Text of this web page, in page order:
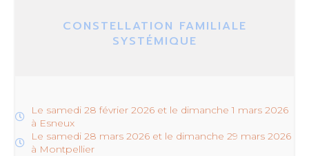
CONSTELLATION FAMILIALE
SYSTÉMIQUE
Le samedi 28 février 2026 et le dimanche 1 mars 2026
à Esneux
Le samedi 28 mars 2026 et le dimanche 29 mars 2026
à Montpellier